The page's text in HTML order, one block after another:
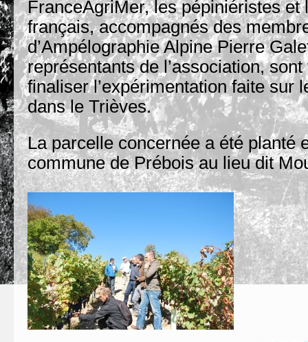
FranceAgriMer, les pépiniéristes et
français, accompagnés des
d’Ampélographie Alpine Pierre
représentants de l’association,
finaliser l’expérimentation faite sur
dans le Trièves.
La parcelle concernée a été planté
commune de Prébois au lieu dit